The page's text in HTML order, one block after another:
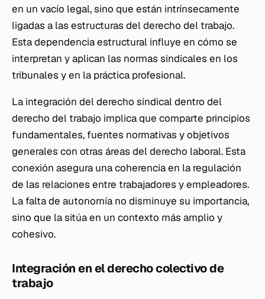
en un vacío legal, sino que están intrínsecamente
ligadas a las estructuras del derecho del trabajo.
Esta dependencia estructural influye en cómo se
interpretan y aplican las normas sindicales en los
tribunales y en la práctica profesional.
La integración del derecho sindical dentro del
derecho del trabajo implica que comparte principios
fundamentales, fuentes normativas y objetivos
generales con otras áreas del derecho laboral. Esta
conexión asegura una coherencia en la regulación
de las relaciones entre trabajadores y empleadores.
La falta de autonomía no disminuye su importancia,
sino que la sitúa en un contexto más amplio y
cohesivo.
Integración en el derecho colectivo de
trabajo